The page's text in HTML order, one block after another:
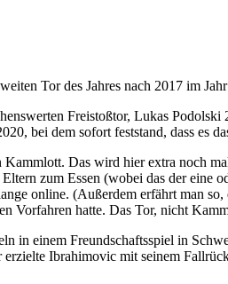
Tor des Jahres nach 2017 im
Freistoßtor, Lukas
bei dem sofort feststand, dass es
Das wird hier extra noch
zum Essen (wobei das der eine
online. (Außerdem erfährt man
Vorfahren hatte. Das Tor, nicht
in einem Freundschaftsspiel in
Ibrahimovic mit seinem